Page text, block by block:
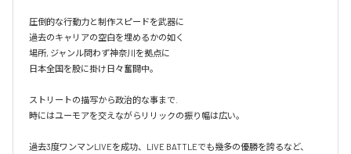
圧倒的な行動力と制作スピードを武器に
過去のキャリアの空白を埋めるかの如く
場所, ジャンル問わず神奈川を拠点に
日本全国を股に掛け日々奮闘中。
ストリートの描写から政治的な事まで.
時にはユーモアを交えながらリリックの振り幅は広い。
過去3度ワンマンLIVEを成功、LIVE BATTLEでも幾多の優勝を誇るなど、